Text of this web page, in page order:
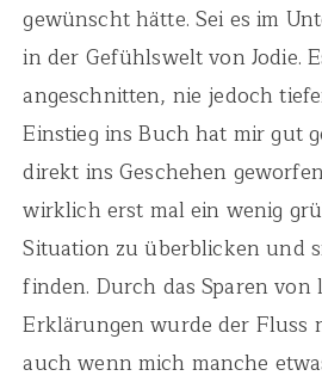
gewünscht hätte. Sei es im
in der Gefühlswelt von Jodie.
angeschnitten, nie jedoch
Einstieg ins Buch hat mir gut
direkt ins Geschehen
wirklich erst mal ein wenig
Situation zu überblicken und
finden. Durch das Sparen von
Erklärungen wurde der Fluss
auch wenn mich manche